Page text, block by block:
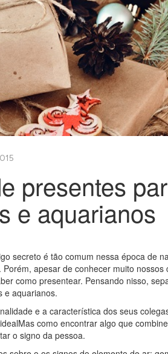
presentes
e aquarianos
secreto é tão comum nessa época de
apesar de conhecer muito
como presentear. Pensando nisso,
e aquarianos.
e a característica dos seus
como encontrar algo que
o signo da pessoa.